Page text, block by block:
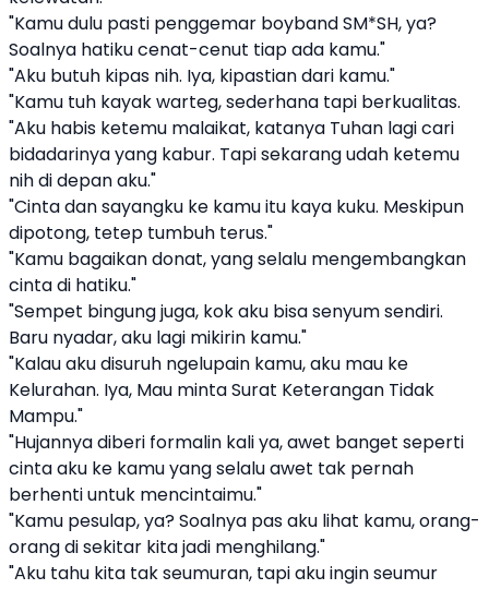
"Kamu dulu pasti penggemar boyband SM*SH, ya?
Soalnya hatiku cenat-cenut tiap ada kamu."
"Aku butuh kipas nih. Iya, kipastian dari kamu."
"Kamu tuh kayak warteg, sederhana tapi berkualitas.
"Aku habis ketemu malaikat, katanya Tuhan lagi cari
bidadarinya yang kabur. Tapi sekarang udah ketemu
nih di depan aku."
"Cinta dan sayangku ke kamu itu kaya kuku. Meskipun
dipotong, tetep tumbuh terus."
"Kamu bagaikan donat, yang selalu mengembangkan
cinta di hatiku."
"Sempet bingung juga, kok aku bisa senyum sendiri.
Baru nyadar, aku lagi mikirin kamu."
"Kalau aku disuruh ngelupain kamu, aku mau ke
Kelurahan. Iya, Mau minta Surat Keterangan Tidak
Mampu."
"Hujannya diberi formalin kali ya, awet banget seperti
cinta aku ke kamu yang selalu awet tak pernah
berhenti untuk mencintaimu."
"Kamu pesulap, ya? Soalnya pas aku lihat kamu, orang-
orang di sekitar kita jadi menghilang."
"Aku tahu kita tak seumuran, tapi aku ingin seumur